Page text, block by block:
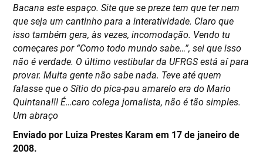
Bacana este espaço. Site que se preze tem que ter nem
que seja um cantinho para a interatividade. Claro que
isso também gera, às vezes, incomodação. Vendo tu
começares por “Como todo mundo sabe…”, sei que isso
não é verdade. O último vestibular da UFRGS está aí para
provar. Muita gente não sabe nada. Teve até quem
falasse que o Sítio do pica-pau amarelo era do Mario
Quintana!!! É…caro colega jornalista, não é tão simples.
Um abraço
Enviado por Luiza Prestes Karam em 17 de janeiro de
2008.